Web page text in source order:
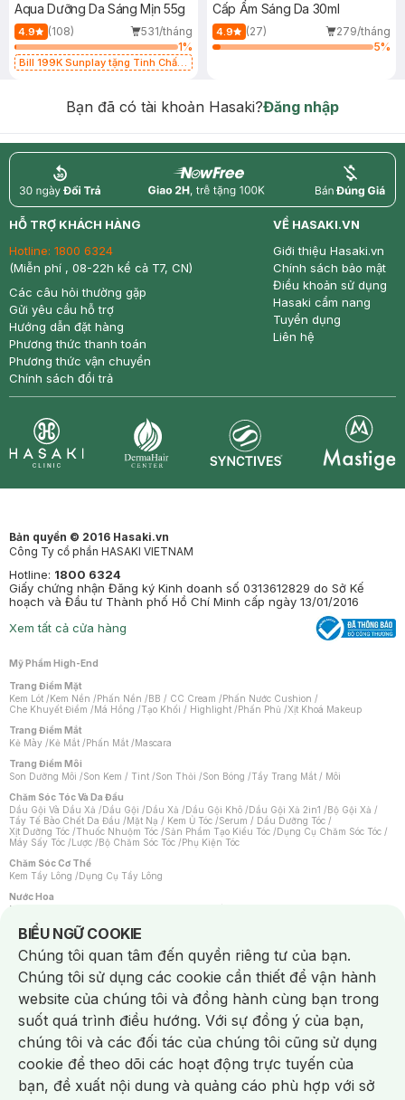
Aqua Dưỡng Da Sáng Mịn 55g
4.9 (108)
531/tháng
1%
Bill 199K Sunplay tặng Tinh Chất
Cấp Ẩm Sáng Da 30ml
4.9 (27)
279/tháng
5%
Bạn đã có tài khoản Hasaki?Đăng nhập
return nowfree price
HỖ TRỢ KHÁCH HÀNG
Hotline: 1800 6324
(Miễn phí , 08-22h kể cả T7, CN)
Các câu hỏi thường gặp
Gửi yêu cầu hỗ trợ
Hướng dẫn đặt hàng
Phương thức thanh toán
Phương thức vận chuyển
Chính sách đổi trả
VỀ HASAKI.VN
Giới thiệu Hasaki.vn
Chính sách bảo mật
Điều khoản sử dụng
Hasaki cẩm nang
Tuyển dụng
Liên hệ
Bản quyền © 2016 Hasaki.vn
Công Ty cổ phần HASAKI VIETNAM
Hotline: 1800 6324
Giấy chứng nhận Đăng ký Kinh doanh số 0313612829 do Sở Kế
hoạch và Đầu tư Thành phố Hồ Chí Minh cấp ngày 13/01/2016
Xem tất cả cửa hàng
Mỹ Phẩm High-End
Trang Điểm Mặt
Kem Lót /Kem Nền /Phấn Nền /BB / CC Cream /Phấn Nước Cushion /
Che Khuyết Điểm /Má Hồng /Tạo Khối / Highlight /Phấn Phủ /Xịt Khoá Makeup
Trang Điểm Mắt
Kẻ Mày /Kẻ Mắt /Phấn Mắt /Mascara
Trang Điểm Môi
Son Dưỡng Môi /Son Kem / Tint /Son Thỏi /Son Bóng /Tẩy Trang Mắt / Môi
Chăm Sóc Tóc Và Da Đầu
Dầu Gội Và Dầu Xả /Dầu Gội /Dầu Xả /Dầu Gội Khô /Dầu Gội Xả 2in1 /Bộ Gội Xả /
Tẩy Tế Bào Chết Da Đầu /Mặt Nạ / Kem Ủ Tóc /Serum / Dầu Dưỡng Tóc /
Xịt Dưỡng Tóc /Thuốc Nhuộm Tóc /Sản Phẩm Tạo Kiểu Tóc /Dụng Cụ Chăm Sóc Tóc /
Máy Sấy Tóc /Lược /Bộ Chăm Sóc Tóc /Phụ Kiện Tóc
Chăm Sóc Cơ Thể
Kem Tẩy Lông /Dụng Cụ Tẩy Lông
Nước Hoa
Nước Hoa Nữ
Chăm Sóc Cá Nhân
Chống Muỗi /Khẩu Trang /Máy Massage/Mặt Nạ Xông Hơi /Nước Rửa Tay/
Sản Phẩm Chăm Sóc Khác /Bàn Chải Đánh Răng /Bàn Chải Điện/
Hỗ Trợ Trắng Răng/Kem Đánh Răng /Máy Tăm Nước/ Nước Súc Miệng/
Tăm / Chỉ Nha Khoa/ Xịt Thơm Miệng / Dung Dịch Vệ Sinh/Dưỡng Vùng Kín/
Khăn Ướt Vệ Sinh Vùng Kín/Băng Vệ Sinh/Tampon/Bọt Cạo Râu /Dao Cạo Râu/
Máy Cạo Râu
Vấn Đề Về Da
Da Dầu / Lỗ Chân Lông To/ Da Khô / Mất Nước/ Da Lão Hóa/ Da Mụn/
Da Nhạy Cảm / Kích Ứng
Da Xỉn Màu Thâm / Nám / Tàn Nhang
Quầng Thâm & Bọng Mắt /Sẹo /Viêm Da Cơ Địa
Dụng Cụ / Phụ Kiện Chăm Sóc Da
Bông Tẩy Trang
Khăn Lau Mặt Khô Dụng Cụ / Máy Rửa Mặt Máy Chăm Sóc Da
BIỂU NGỮ COOKIE
Notice about cookies usage
Chúng tôi quan tâm đến quyền riêng tư của bạn.
Chúng tôi sử dụng các cookie cần thiết để vận hành
website của chúng tôi và đồng hành cùng bạn trong
suốt quá trình điều hướng. Với sự đồng ý của bạn,
chúng tôi và các đối tác của chúng tôi cũng sử dụng
cookie để theo dõi các hoạt động trực tuyến của
bạn, đề xuất nội dung và quảng cáo phù hợp với sở